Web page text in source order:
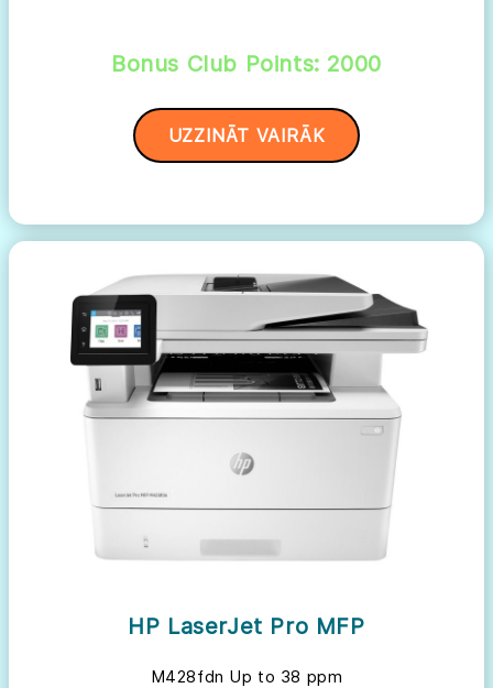
Bonus Club Points: 2000
UZZINĀT VAIRĀK
HP LaserJet Pro MFP
M428fdn Up to 38 ppm